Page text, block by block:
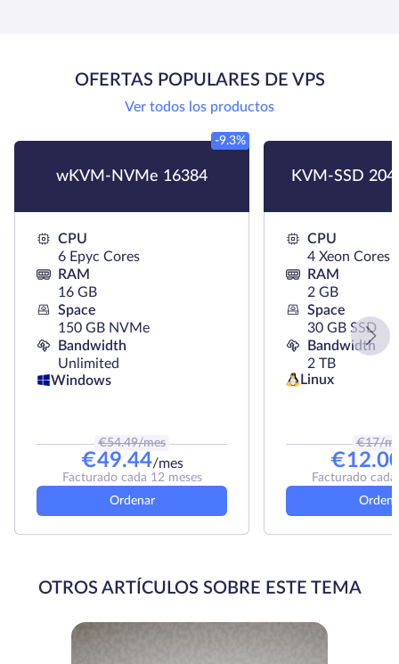
OFERTAS POPULARES DE VPS
Ver todos los productos
wKVM-NVMe 16384
-9.3%
CPU
6 Epyc Cores
RAM
16 GB
Space
150 GB NVMe
Bandwidth
Unlimited
Windows
€54.49/mes
€49.44/mes
Facturado cada 12 meses
Ordenar
KVM-SSD
CPU
4 Xeon Cores
RAM
2 GB
Space
30 GB SSD
Bandwidth
2 TB
Linux
€17/
€
Facturado
OTROS ARTÍCULOS SOBRE ESTE TEMA